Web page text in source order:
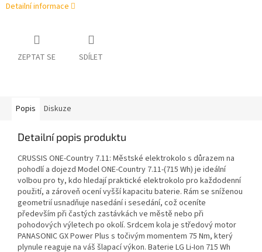
Detailní informace
ZEPTAT SE SDÍLET
Popis Diskuze
Detailní popis produktu
CRUSSIS ONE-Country 7.11: Městské elektrokolo s důrazem na
pohodlí a dojezd Model ONE-Country 7.11-(715 Wh) je ideální
volbou pro ty, kdo hledají praktické elektrokolo pro každodenní
použití, a zároveň ocení vyšší kapacitu baterie. Rám se sníženou
geometrií usnadňuje nasedání i sesedání, což oceníte
především při častých zastávkách ve městě nebo při
pohodových výletech po okolí. Srdcem kola je středový motor
PANASONIC GX Power Plus s točivým momentem 75 Nm, který
plynule reaguje na váš šlapací výkon. Baterie LG Li-Ion 715 Wh